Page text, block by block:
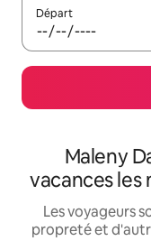
Départ
Maleny
vacances les
Les voyageurs
propreté et